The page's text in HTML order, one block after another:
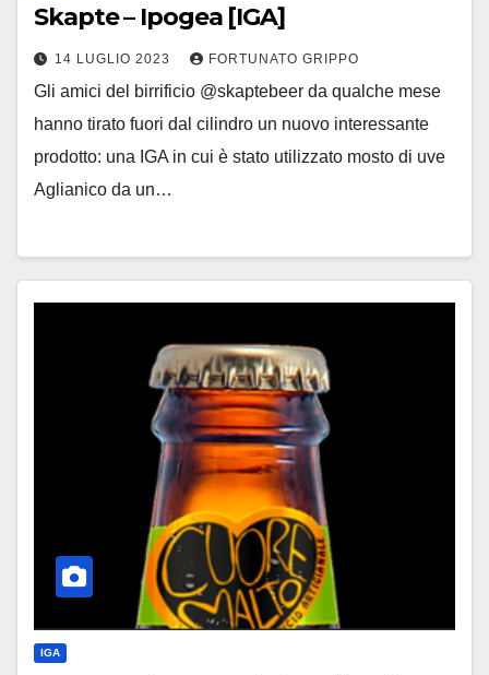
Skapte – Ipogea [IGA]
14 LUGLIO 2023 FORTUNATO GRIPPO
Gli amici del birrificio @skaptebeer da qualche mese
hanno tirato fuori dal cilindro un nuovo interessante
prodotto: una IGA in cui è stato utilizzato mosto di uve
Aglianico da un…
IGA